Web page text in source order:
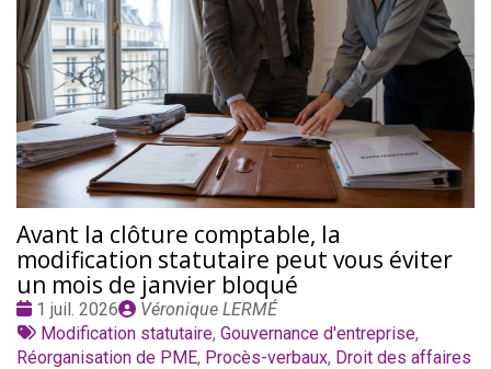
Avant la clôture comptable, la
modification statutaire peut vous éviter
un mois de janvier bloqué
Date
:
1 juil. 2026
Publié
par
Véronique LERMÉ
Tags
:
Modification statutaire, Gouvernance d'entreprise,
Réorganisation de PME, Procès-verbaux, Droit des affaires